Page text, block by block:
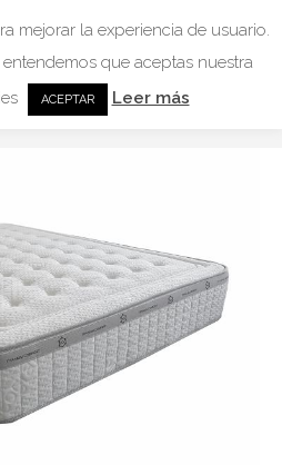
sensitops
Memory sensitops
mejorar la experiencia de usuario.
que aceptas nuestra
ACEPTAR Leer más